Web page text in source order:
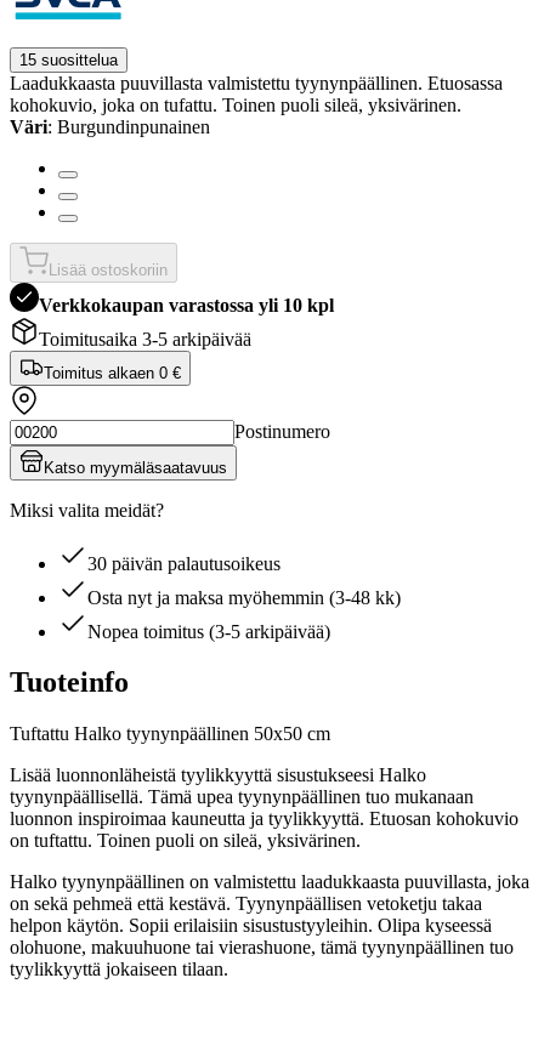
15 suosittelua
Laadukkaasta puuvillasta valmistettu tyynynpäällinen. Etuosassa
kohokuvio, joka on tufattu. Toinen puoli sileä, yksivärinen.
Väri: Burgundinpunainen
Lisää ostoskoriin
Verkkokaupan varastossa yli 10 kpl
Toimitusaika 3-5 arkipäivää
Toimitus alkaen 0 €
Postinumero
Katso myymäläsaatavuus
Miksi valita meidät?
30 päivän palautusoikeus
Osta nyt ja maksa myöhemmin (3-48 kk)
Nopea toimitus (3-5 arkipäivää)
Tuoteinfo
Tuftattu Halko tyynynpäällinen 50x50 cm
Lisää luonnonläheistä tyylikkyyttä sisustukseesi Halko
tyynynpäällisellä. Tämä upea tyynynpäällinen tuo mukanaan
luonnon inspiroimaa kauneutta ja tyylikkyyttä. Etuosan kohokuvio
on tuftattu. Toinen puoli on sileä, yksivärinen.
Halko tyynynpäällinen on valmistettu laadukkaasta puuvillasta, joka
on sekä pehmeä että kestävä. Tyynynpäällisen vetoketju takaa
helpon käytön. Sopii erilaisiin sisustustyyleihin. Olipa kyseessä
olohuone, makuuhuone tai vierashuone, tämä tyynynpäällinen tuo
tyylikkyyttä jokaiseen tilaan.